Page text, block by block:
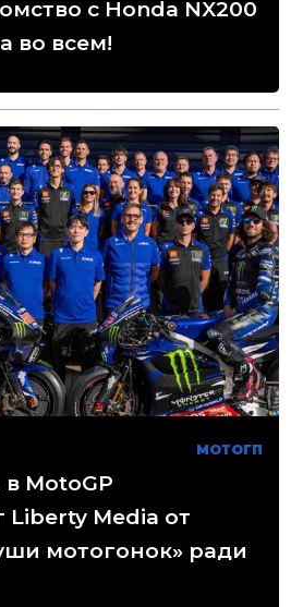
с Honda NX200
во всем!
МОТОГП
в MotoGP
Liberty Media от
мотогонок» ради